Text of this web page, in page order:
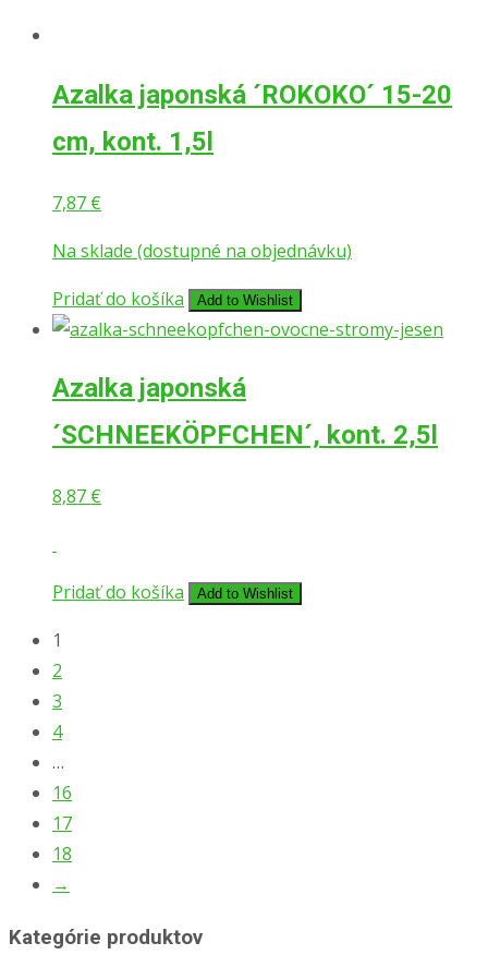
Azalka japonská ´ROKOKO´ 15-20
cm, kont. 1,5l
7,87 €
Na sklade (dostupné na objednávku)
Pridať do košíka
Add to Wishlist
Azalka japonská
´SCHNEEKÖPFCHEN´, kont. 2,5l
8,87 €
Pridať do košíka Add to Wishlist
1
2
3
4
…
16
17
18
→
Kategórie produktov